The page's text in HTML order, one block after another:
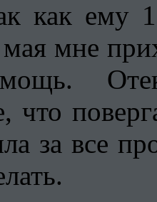
как ему
мая мне
что
за все